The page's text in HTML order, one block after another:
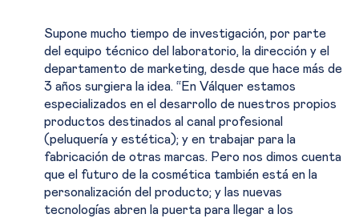
Supone mucho tiempo de investigación, por parte
del equipo técnico del laboratorio, la dirección y el
departamento de marketing, desde que hace más de
3 años surgiera la idea. “En Válquer estamos
especializados en el desarrollo de nuestros propios
productos destinados al canal profesional
(peluquería y estética); y en trabajar para la
fabricación de otras marcas. Pero nos dimos cuenta
que el futuro de la cosmética también está en la
personalización del producto; y las nuevas
tecnologías abren la puerta para llegar a los